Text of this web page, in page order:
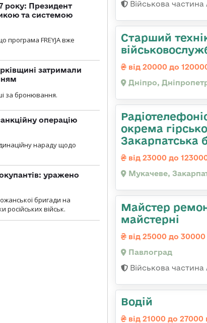
року: Президент
та системою
програма FREYJA вже
затримали
за бронювання.
операцію
нараду щодо
уражено
бригади на
російських військ.
Військова частина
Старший
від 20000 до
Дніпро,
окрема
Закарпатська
від 23000 до
Мукачеве,
Майстер
майстерні
від 25000 до 30000
Павлоград
Військова частина
Водій
від 21000 до 27000